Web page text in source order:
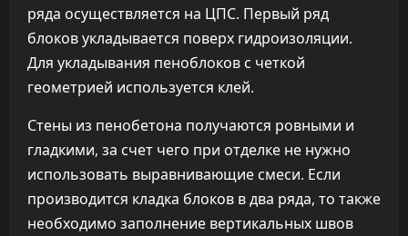
ряда осуществляется на ЦПС. Первый ряд
блоков укладывается поверх гидроизоляции.
Для укладывания пеноблоков с четкой
геометрией используется клей.
Стены из пенобетона получаются ровными и
гладкими, за счет чего при отделке не нужно
использовать выравнивающие смеси. Если
производится кладка блоков в два ряда, то также
необходимо заполнение вертикальных швов